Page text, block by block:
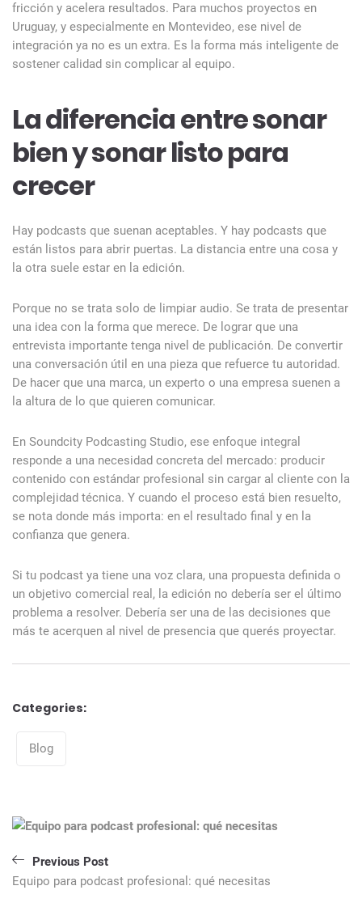
fricción y acelera resultados. Para muchos proyectos en
Uruguay, y especialmente en Montevideo, ese nivel de
integración ya no es un extra. Es la forma más inteligente de
sostener calidad sin complicar al equipo.
La diferencia entre sonar
bien y sonar listo para
crecer
Hay podcasts que suenan aceptables. Y hay podcasts que
están listos para abrir puertas. La distancia entre una cosa y
la otra suele estar en la edición.
Porque no se trata solo de limpiar audio. Se trata de presentar
una idea con la forma que merece. De lograr que una
entrevista importante tenga nivel de publicación. De convertir
una conversación útil en una pieza que refuerce tu autoridad.
De hacer que una marca, un experto o una empresa suenen a
la altura de lo que quieren comunicar.
En Soundcity Podcasting Studio, ese enfoque integral
responde a una necesidad concreta del mercado: producir
contenido con estándar profesional sin cargar al cliente con la
complejidad técnica. Y cuando el proceso está bien resuelto,
se nota donde más importa: en el resultado final y en la
confianza que genera.
Si tu podcast ya tiene una voz clara, una propuesta definida o
un objetivo comercial real, la edición no debería ser el último
problema a resolver. Debería ser una de las decisiones que
más te acerquen al nivel de presencia que querés proyectar.
Categories:
Blog
Navegación
de
entradas
Previous Post
Equipo para podcast profesional: qué necesitas